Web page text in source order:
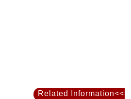
Related Information<<